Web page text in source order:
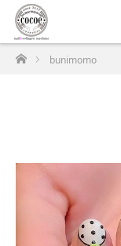
ホームbunimomo